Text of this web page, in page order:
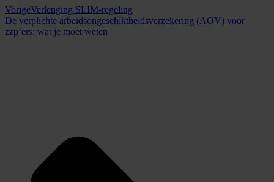
VorigeVerlenging SLIM-regeling
De verplichte arbeidsongeschiktheidsverzekering (AOV) voor
zzp’ers: wat je moet weten